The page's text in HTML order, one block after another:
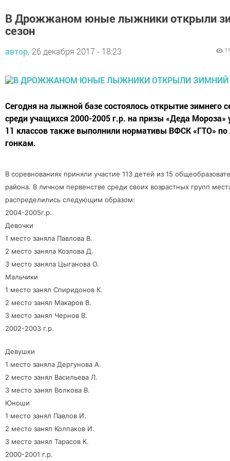
В Дрожжаном юные лыжники открыли
сезон
автор, 26 декабря 2017 - 18:23
Сегодня на лыжной базе состоялось открытие зимнего
среди учащихся 2000-2005 г.р. на призы «Деда Мороза»
11 классов также выполнили нормативы ВФСК «ГТО»
гонкам.
В соревнованиях приняли участие 113 детей из 15
района. В личном первенстве среди своих возрастных групп
распределились следующим образом:
2004-2005г.р.
Девочки
1 место заняла Павлова В.
2 место заняла Козлова Д.
3 место заняла Цыганова О.
Мальчики
1 место занял Спиридонов К.
2 место занял Макаров В.
3 место занял Чернов В.
2002-2003 г.р.
Девушки
1 место заняла Дергунова А.
2 место занял Васильева Л.
3 место занял Волкова В.
Юноши
1 место занял Павлов И.
2 место занял Колпаков И.
3 место занял Тарасов К.
2000-2001 г.р.